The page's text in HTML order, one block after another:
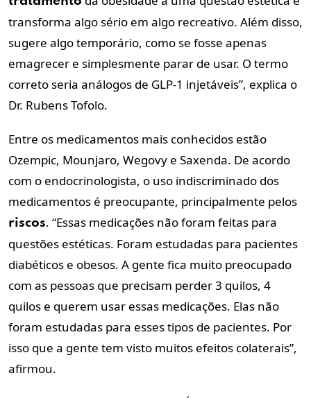
transforma algo sério em algo recreativo. Além disso,
sugere algo temporário, como se fosse apenas
emagrecer e simplesmente parar de usar. O termo
correto seria análogos de GLP-1 injetáveis”, explica o
Dr. Rubens Tofolo.
Entre os medicamentos mais conhecidos estão
Ozempic, Mounjaro, Wegovy e Saxenda. De acordo
com o endocrinologista, o uso indiscriminado dos
medicamentos é preocupante, principalmente pelos
riscos. “Essas medicações não foram feitas para
questões estéticas. Foram estudadas para pacientes
diabéticos e obesos. A gente fica muito preocupado
com as pessoas que precisam perder 3 quilos, 4
quilos e querem usar essas medicações. Elas não
foram estudadas para esses tipos de pacientes. Por
isso que a gente tem visto muitos efeitos colaterais”,
afirmou.